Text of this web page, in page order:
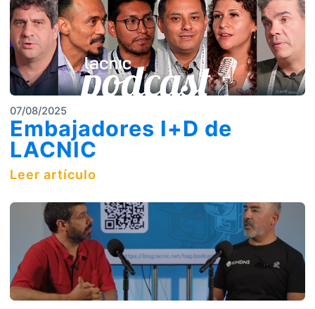
07/08/2025
Embajadores I+D de
LACNIC
Leer artículo